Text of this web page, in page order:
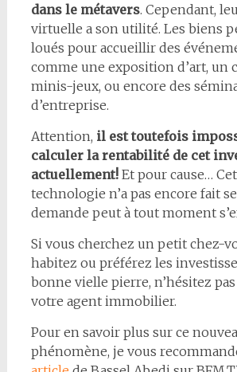
dans le métavers. Cependant,
virtuelle a son utilité. Les biens
loués pour accueillir des
comme une exposition d’art, un
minis-jeux, ou encore des
d’entreprise.
Attention, il est toutefois
calculer la rentabilité de cet
actuellement!Et pour cause…
technologie n’a pas encore fait
demande peut à tout moment
Si vous cherchez un petit chez-
habitez ou préférez les
bonne vielle pierre, n’hésitez
votre agent immobilier.
Pour en savoir plus sur ce
phénomène, je vous